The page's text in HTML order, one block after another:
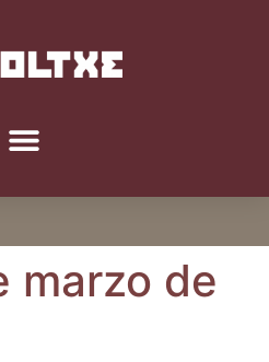
marzo de